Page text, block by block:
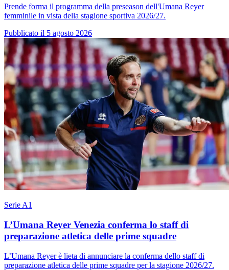
Prende forma il programma della preseason dell'Umana Reyer
femminile in vista della stagione sportiva 2026/27.
Pubblicato il 5 agosto 2026
Serie A1
L’Umana Reyer Venezia conferma lo staff di
preparazione atletica delle prime squadre
L’Umana Reyer è lieta di annunciare la conferma dello staff di
preparazione atletica delle prime squadre per la stagione 2026/27.